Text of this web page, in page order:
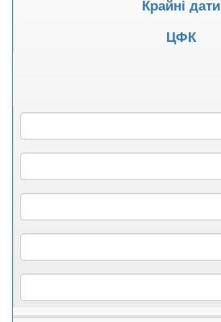
Крайні дати
ЦФК